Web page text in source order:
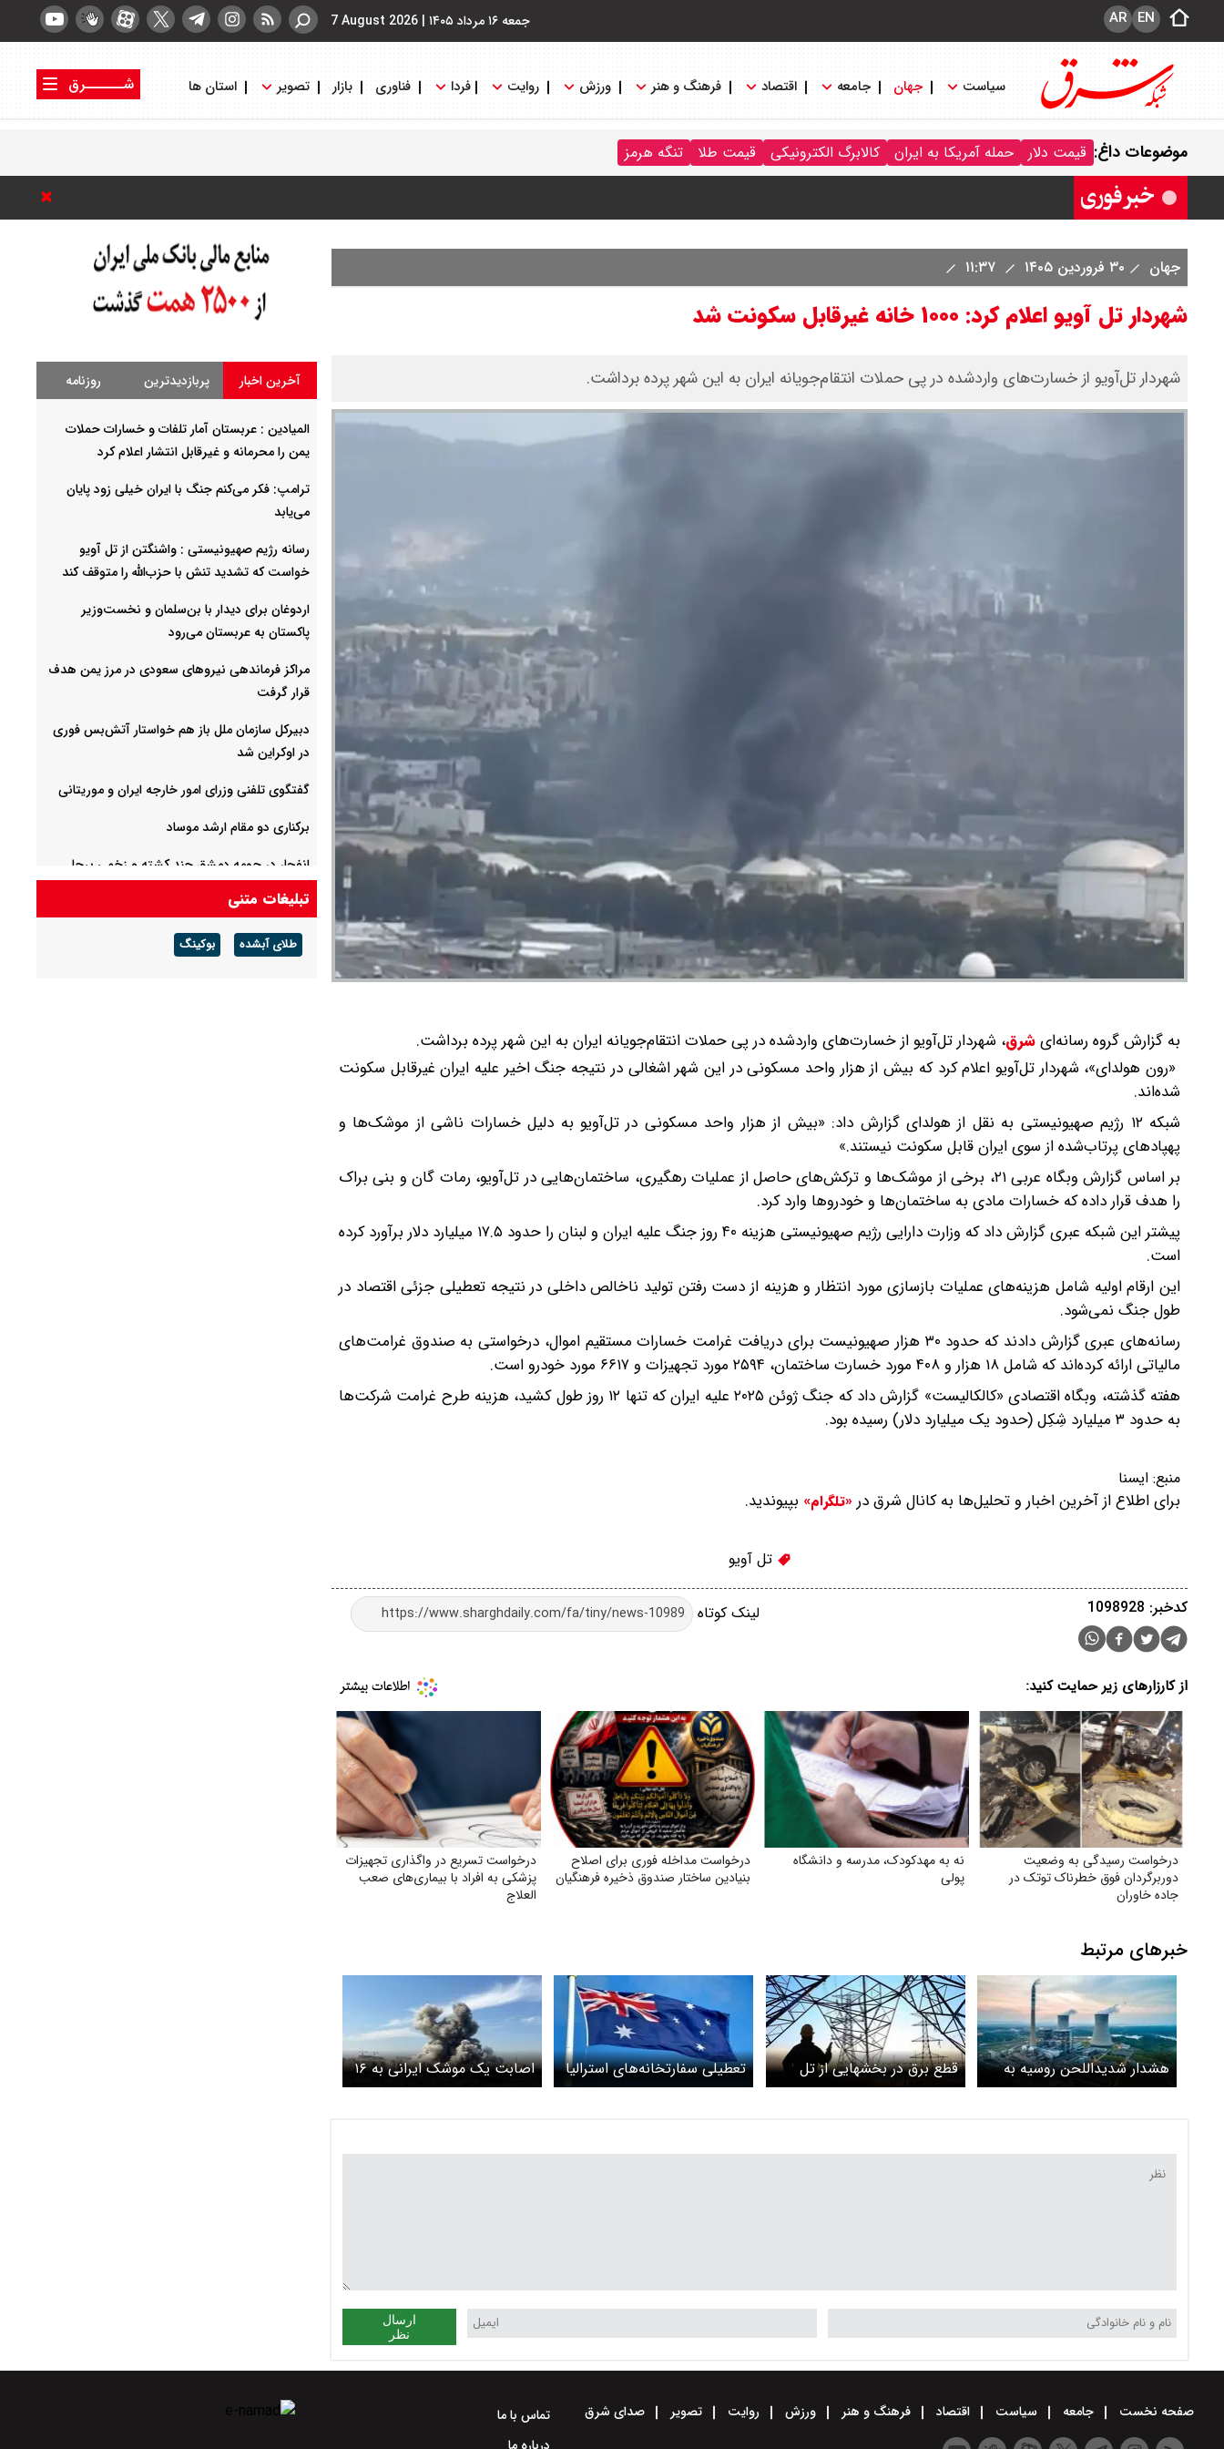
جمعه ۱۶ مرداد ۱۴۰۵ |
7 August 2026 EN
AR
سیاست جهان جامعه اقتصاد فرهنگ و هنر ورزش روایت فردا فناوری بازار تصویر استان ها
شــــــرق
موضوعات داغ: قیمت دلار حمله آمریکا به ایران کالابرگ الکترونیکی قیمت طلا تنگه هرمز
ترکیه و عراق، پروژه کاهش وابستگی به تنگه هرمز را کلید زدند + جزییات
جهان ۳۰ فروردین ۱۴۰۵
شهردار تل آویو اعلام کرد: ۱۰۰۰ خانه غیرقابل سکونت شد
شهردار تل‌آویو از خسارت‌های واردشده در پی حملات انتقام‌جویانه ایران به این شهر پرده برداشت.
به گزارش گروه رسانه‌ایشرق، شهردار تل‌آویو از خسارت‌های واردشده در پی حملات انتقام‌جویانه ایران به این شهر پرده برداشت.
«رون هولدای»، شهردار تل‌آویو اعلام کرد که بیش از هزار واحد مسکونی در این شهر اشغالی در نتیجه جنگ اخیر علیه ایران غیرقابل سکونت
شده‌اند.
شبکه ۱۲ رژیم صهیونیستی به نقل از هولدای گزارش داد: «بیش از هزار واحد مسکونی در تل‌آویو به دلیل خسارات ناشی از موشک‌ها و
پهپادهای پرتاب‌شده از سوی ایران قابل سکونت نیستند.»
بر اساس گزارش وبگاه عربی ۲۱، برخی از موشک‌ها و ترکش‌های حاصل از عملیات رهگیری، ساختمان‌هایی در تل‌آویو، رمات گان و بنی براک
را هدف قرار داده که خسارات مادی به ساختمان‌ها و خودروها وارد کرد.
پیشتر این شبکه عبری گزارش داد که وزارت دارایی رژیم صهیونیستی هزینه ۴۰ روز جنگ علیه ایران و لبنان را حدود ۱۷.۵ میلیارد دلار برآورد کرده
است.
این ارقام اولیه شامل هزینه‌های عملیات بازسازی مورد انتظار و هزینه از دست رفتن تولید ناخالص داخلی در نتیجه تعطیلی جزئی اقتصاد در
طول جنگ نمی‌شود.
رسانه‌های عبری گزارش دادند که حدود ۳۰ هزار صهیونیست برای دریافت غرامت خسارات مستقیم اموال، درخواستی به صندوق غرامت‌های
مالیاتی ارائه کرده‌اند که شامل ۱۸ هزار و ۴۰۸ مورد خسارت ساختمان، ۲۵۹۴ مورد تجهیزات و ۶۶۱۷ مورد خودرو است.
هفته گذشته، وبگاه اقتصادی «کالکالیست» گزارش داد که جنگ ژوئن ۲۰۲۵ علیه ایران که تنها ۱۲ روز طول کشید، هزینه طرح غرامت شرکت‌ها
به حدود ۳ میلیارد شِکِل (حدود یک میلیارد دلار) رسیده بود.
منبع: ایسنا
برای اطلاع از آخرین اخبار و تحلیل‌ها به کانال شرق در «تلگرام» بپیوندید.
تل آویو
لینک کوتاه کدخبر: 1098928
از کارزارهای زیر حمایت کنید:
درخواست رسیدگی به وضعیت
دوربرگردان فوق‌ خطرناک توتک در
جاده خاوران
نه به مهدکودک، مدرسه و دانشگاه
پولی
درخواست مداخله فوری برای اصلاح
بنیادین ساختار صندوق ذخیره فرهنگیان
درخواست تسریع در واگذاری تجهیزات
پزشکی به افراد با بیماری‌های صعب
العلاج
خبرهای مرتبط
هشدار شدیداللحن روسیه به
تل آویو به دلیل حملات این
قطع برق در بخشهایی از تل
آویو ادامه دارد
تعطیلی سفارتخانه‌های استرالیا
در ابوظبی و تل‌آویو
اصابت یک موشک ایرانی به ۱۶
نقطه در تل‌آویو
ارسال
نظر
آخرین اخبار پربازدیدترین روزنامه
المیادین : عربستان آمار تلفات و خسارات حملات
یمن را محرمانه و غیرقابل انتشار اعلام کرد
ترامپ: فکر می‌کنم جنگ با ایران خیلی زود پایان
می‌یابد
رسانه رژیم صهیونیستی : واشنگتن از تل آویو
خواست که تشدید تنش با حزب‌الله را متوقف کند
اردوغان برای دیدار با بن‌سلمان و نخست‌وزیر
پاکستان به عربستان می‌رود
مراکز فرماندهی نیروهای سعودی در مرز یمن هدف
قرار گرفت
دبیرکل سازمان ملل باز هم خواستار آتش‌بس فوری
در اوکراین شد
گفتگوی تلفنی وزرای امور خارجه ایران و موریتانی
برکناری دو مقام ارشد موساد
انفجار در حومه دمشق چند کشته و زخمی برجا
گذاشت
آمریکا تحریم‌های جدیدی علیه کوبا اعمال کرد
تبلیغات متنی
طلای آبشده بوکینگ
صفحه نخست جامعه سیاست اقتصاد فرهنگ و هنر ورزش روایت تصویر صدای شرق
تماس با ما